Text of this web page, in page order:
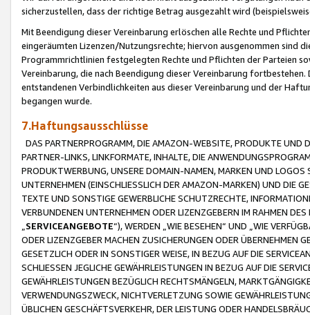
sicherzustellen, dass der richtige Betrag ausgezahlt wird
Mit Beendigung dieser Vereinbarung erlöschen alle Rechte und
eingeräumten Lizenzen/Nutzungsrechte; hiervon ausgenommen sind
Programmrichtlinien festgelegten Rechte und Pflichten der Parteien
Vereinbarung, die nach Beendigung dieser Vereinbarung
entstandenen Verbindlichkeiten aus dieser Vereinbarung und der
begangen wurde.
7.Haftungsausschlüsse
DAS PARTNERPROGRAMM, DIE AMAZON-WEBSITE, PRODUKTE UND
PARTNER-LINKS, LINKFORMATE, INHALTE, DIE
PRODUKTWERBUNG, UNSERE DOMAIN-NAMEN, MARKEN UND
UNTERNEHMEN (EINSCHLIESSLICH DER AMAZON-MARKEN) UND DIE
TEXTE UND SONSTIGE GEWERBLICHE SCHUTZRECHTE,
VERBUNDENEN UNTERNEHMEN ODER LIZENZGEBERN IM RAHMEN
SERVICEANGEBOTE“), WERDEN „WIE BESEHEN“ UND „WIE
ODER LIZENZGEBER MACHEN ZUSICHERUNGEN ODER ÜBERNEHMEN
GESETZLICH ODER IN SONSTIGER WEISE, IN BEZUG AUF DIE
SCHLIESSEN JEGLICHE GEWÄHRLEISTUNGEN IN BEZUG AUF DIE
GEWÄHRLEISTUNGEN BEZÜGLICH RECHTSMÄNGELN,
VERWENDUNGSZWECK, NICHTVERLETZUNG SOWIE
ÜBLICHEN GESCHÄFTSVERKEHR, DER LEISTUNG ODER